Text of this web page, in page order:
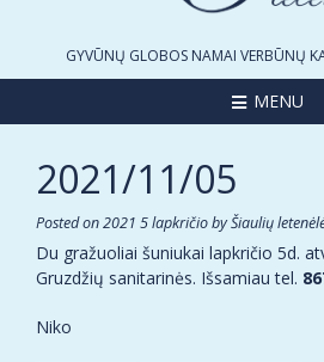
GYVŪNŲ GLOBOS NAMAI VERBŪNŲ
MENU
2021/11/05
Posted on2021 5 lapkričiobyŠiaulių
Du gražuoliai šuniukai lapkričio 5d.
Gruzdžių sanitarinės. Išsamiau tel.
Niko